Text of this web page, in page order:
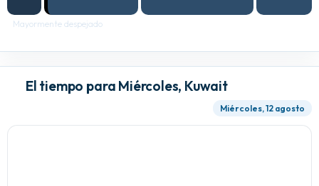
Mayormente despejado
El tiempo para Miércoles, Kuwait
Miércoles, 12 agosto